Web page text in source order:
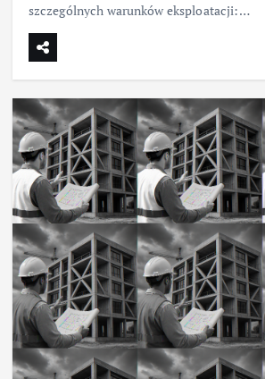
szczególnych warunków eksploatacji:…